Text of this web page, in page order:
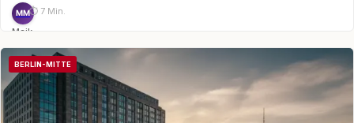
MM
Maik
⏱ 7 Min.
BERLIN-MITTE